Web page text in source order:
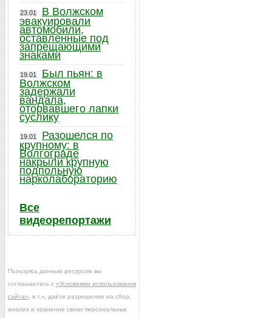
23.01
В Волжском
эвакуировали
автомобили,
оставленные под
запрещающими
знаками
19.01
Был пьян: в
Волжском
задержали
вандала,
оторвавшего лапки
суслику
19.01
Разошелся по
крупному: в
Волгограде
накрыли крупную
подпольную
нарколабораторию
Все
видеорепортажи
Пользуясь данным ресурсом вы
соглашаетесь с «Условиями использования
сайта» , в т.ч. даёте разрешение на сбор,
анализ и хранение своих персональных